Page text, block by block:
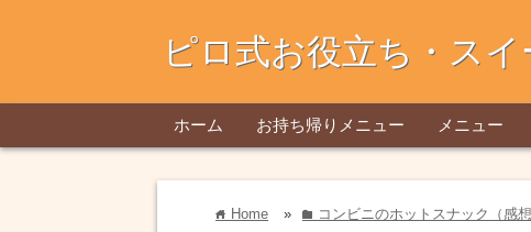
ピロ式お役立ち・スイ
ホーム お持ち帰りメニュー メニュー
home Home » folder コンビニのホットスナック（感想